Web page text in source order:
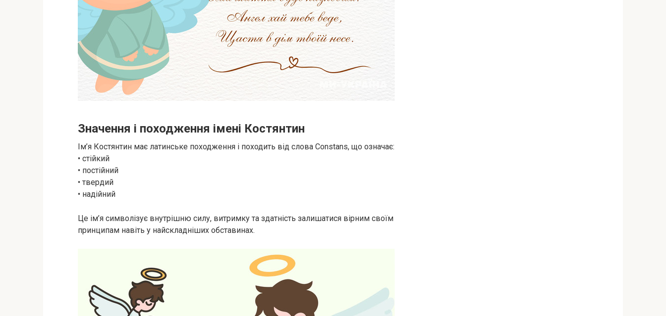
Значення і походження імені Костянтин
Ім’я Костянтин має латинське походження і походить від слова Constans, що означає:
• стійкий
• постійний
• твердий
• надійний
Це ім’я символізує внутрішню силу, витримку та здатність залишатися вірним своїм
принципам навіть у найскладніших обставинах.